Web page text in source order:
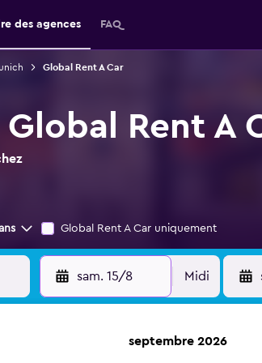
des agences FAQ
Global Rent A Car
Rent A
Global Rent A Car uniquement
sam. 15/8 Midi
septembre 2026